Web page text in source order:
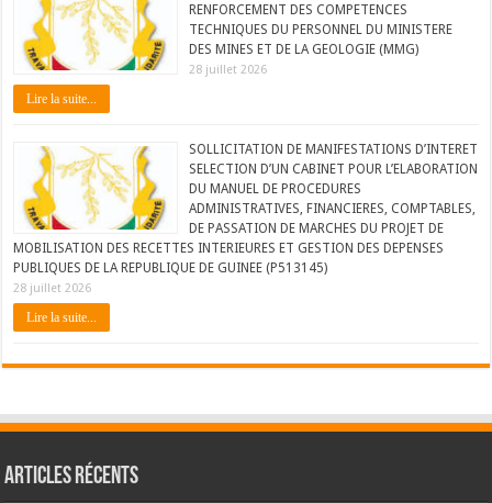
RENFORCEMENT DES COMPETENCES
TECHNIQUES DU PERSONNEL DU MINISTERE
DES MINES ET DE LA GEOLOGIE (MMG)
28 juillet 2026
Lire la suite...
SOLLICITATION DE MANIFESTATIONS D’INTERET
SELECTION D’UN CABINET POUR L’ELABORATION
DU MANUEL DE PROCEDURES
ADMINISTRATIVES, FINANCIERES, COMPTABLES,
DE PASSATION DE MARCHES DU PROJET DE
MOBILISATION DES RECETTES INTERIEURES ET GESTION DES DEPENSES
PUBLIQUES DE LA REPUBLIQUE DE GUINEE (P513145)
28 juillet 2026
Lire la suite...
Articles récents